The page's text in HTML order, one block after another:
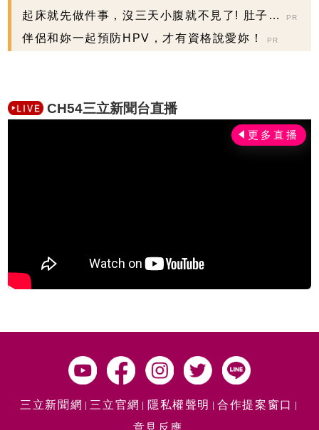
變平坦了
起床就先做件事，沒三天小腹就不見了! 肚子一
天天變小！
PR
伴侶和妳一起預防HPV，才有資格說愛妳！ PR
CH54三立新聞台直播
三立新聞網 三立官網 隱私權聲明
合作提案窗口
意見反應